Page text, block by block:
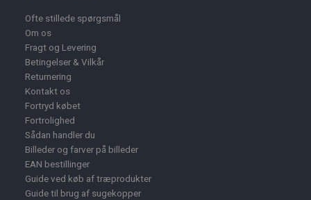
Ofte stillede spørgsmål
Om os
Fragt og Levering
Betingelser & Vilkår
Returnering
Kontakt os
Fortryd købet
Fortrolighed
Sådan handler du
Billeder og farver på billeder
EAN bestillinger
Guide ved køb af træprodukter
Guide til brug af sugekopper